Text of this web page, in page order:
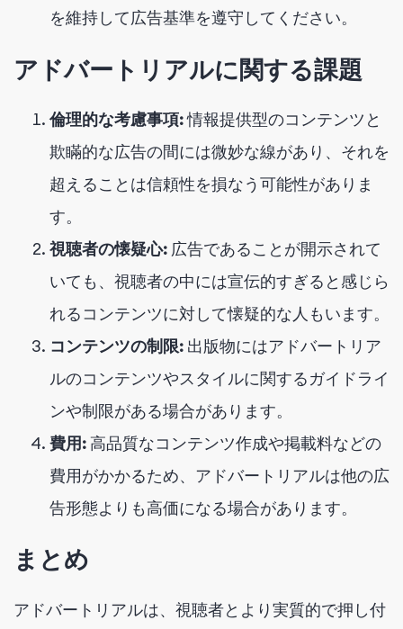
を維持して広告基準を遵守してください。
アドバートリアルに関する課題
倫理的な考慮事項:情報提供型のコンテンツと
欺瞞的な広告の間には微妙な線があり、それを
超えることは信頼性を損なう可能性がありま
す。
視聴者の懐疑心: 広告であることが開示されて
いても、視聴者の中には宣伝的すぎると感じら
れるコンテンツに対して懐疑的な人もいます。
コンテンツの制限: 出版物にはアドバートリア
ルのコンテンツやスタイルに関するガイドライ
ンや制限がある場合があります。
費用: 高品質なコンテンツ作成や掲載料などの
費用がかかるため、アドバートリアルは他の広
告形態よりも高価になる場合があります。
まとめ
アドバートリアルは、視聴者とより実質的で押し付